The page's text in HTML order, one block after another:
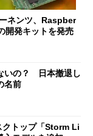
ネンツ、Raspber
開発キットを発売
いの？ 日本撤退し
名前
トップ「Storm Li